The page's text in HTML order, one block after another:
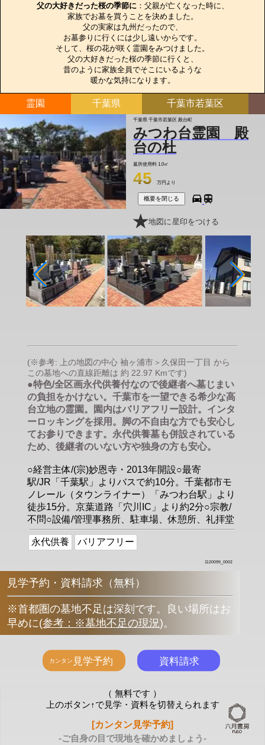
父の大好きだった桜の季節に ：父親が亡くなった時に、
家族でお墓を買うことを決めました。
父の実家は九州だったので、
お墓参りに行くには少し遠いからです。
そして、桜の花が咲く霊園をみつけました。
父の大好きだった桜の季節に行くと、
昔のように家族全員でそこにいるような
暖かな気持になります。
霊園 千葉県 千葉市若葉区
千葉県 千葉市若葉区 殿台町
みつわ台霊園 殿
台の杜
墓所使用料 1.0㎡
45 万円より
概要を閉じる
地図に星印をつける
(※参考: 上の地図の中心 袖ヶ浦市＞久保田一丁目 から
この墓地への直線距離は 約 22.97 Kmです)
●特色/全区画永代供養付なので後継者へ墓じまい
の負担をかけない。千葉市を一望できる希少な高
台立地の霊園。園内はバリアフリー設計。インタ
ーロッキングを採用。脚の不自由な方でも安心し
てお参りできます。永代供養墓も併設されている
ため、後継者のいない方や独身の方も安心。
○経営主体/(宗)妙恩寺・2013年開設○最寄
駅/JR「千葉駅」よりバスで約10分。千葉都市モ
ノレール（タウンライナー）「みつわ台駅」より
徒歩15分。京葉道路「穴川IC」より約2分○宗教/
不問○設備/管理事務所、駐車場、休憩所、礼拝堂
永代供養 バリアフリー
1120099_0002
見学予約・資料請求（無料）
※首都圏の墓地不足は深刻です。良い場所はお
早めに(参考：※墓地不足の現況)。
（ 無料です ）
上のボタン↑で見学・資料を切替えられます
[カンタン見学予約]
-ご自身の目で現地を確かめましょう-